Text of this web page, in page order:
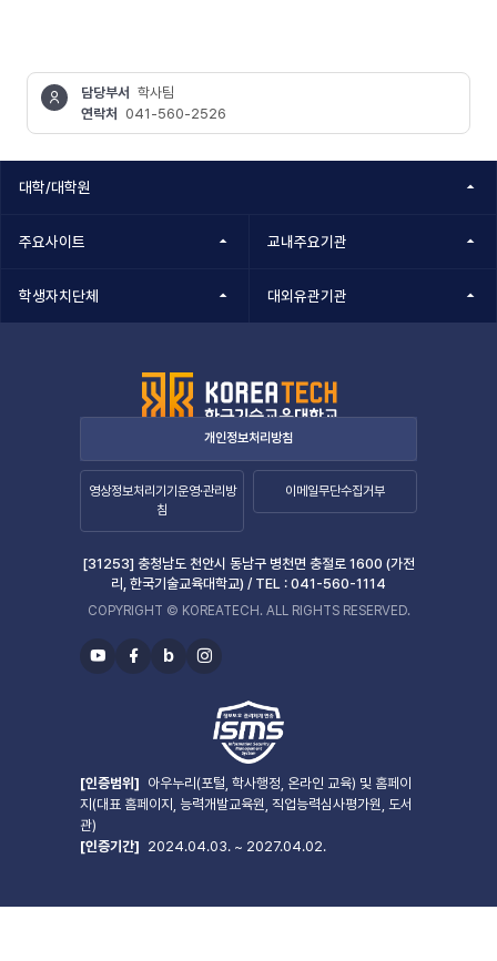
담당부서 학사팀
연락처
041-560-2526
대학/대학원
주요사이트 교내주요기관
학생자치단체 대외유관기관
개인정보처리방침
영상정보처리기기운영·관리방
침
이메일무단수집거부
[31253] 충청남도 천안시 동남구 병천면 충절로 1600 (가전
리, 한국기술교육대학교) / TEL : 041-560-1114
COPYRIGHT © KOREATECH. ALL RIGHTS RESERVED.
유
페
b
블
인
타
그
[인증범위] 아우누리(포털, 학사행정, 온라인 교육) 및 홈페이
지(대표 홈페이지, 능력개발교육원, 직업능력심사평가원, 도서
관)
[인증기간] 2024.04.03. ~ 2027.04.02.